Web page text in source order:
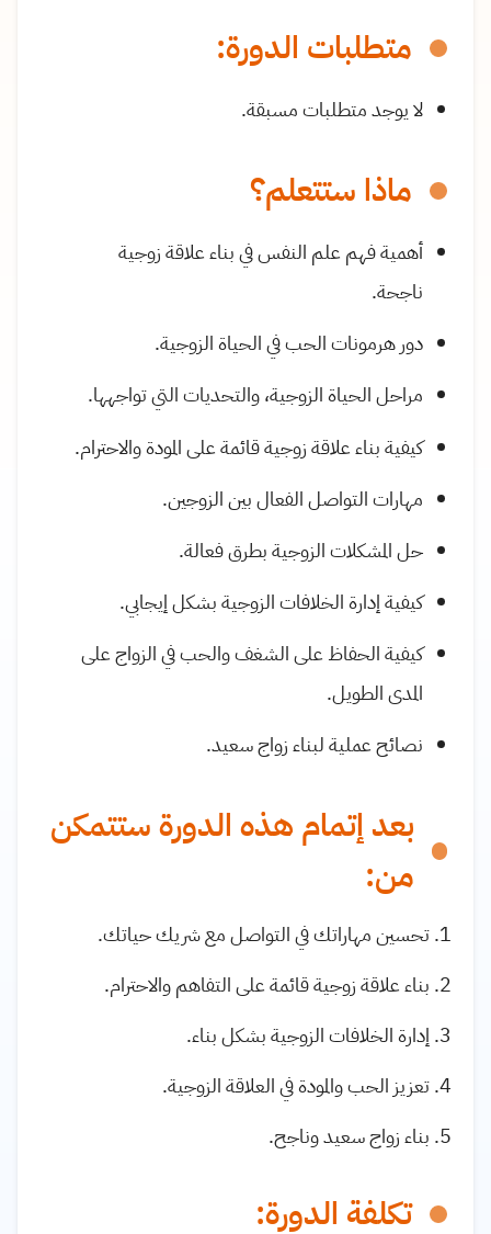
متطلبات الدورة:
لا يوجد متطلبات مسبقة.
ماذا ستتعلم؟
أهمية فهم علم النفس في بناء علاقة زوجية
ناجحة.
دور هرمونات الحب في الحياة الزوجية.
مراحل الحياة الزوجية، والتحديات التي تواجهها.
كيفية بناء علاقة زوجية قائمة على المودة والاحترام.
مهارات التواصل الفعال بين الزوجين.
حل المشكلات الزوجية بطرق فعالة.
كيفية إدارة الخلافات الزوجية بشكل إيجابي.
كيفية الحفاظ على الشغف والحب في الزواج على
المدى الطويل.
نصائح عملية لبناء زواج سعيد.
بعد إتمام هذه الدورة ستتمكن
من:
تحسين مهاراتك في التواصل مع شريك حياتك.
بناء علاقة زوجية قائمة على التفاهم والاحترام.
إدارة الخلافات الزوجية بشكل بناء.
تعزيز الحب والمودة في العلاقة الزوجية.
بناء زواج سعيد وناجح.
تكلفة الدورة: